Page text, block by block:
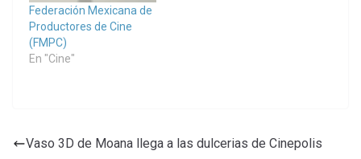
Federación Mexicana de
Productores de Cine
(FMPC)
En "Cine"
Vaso 3D de Moana llega a las dulcerias de Cinepolis